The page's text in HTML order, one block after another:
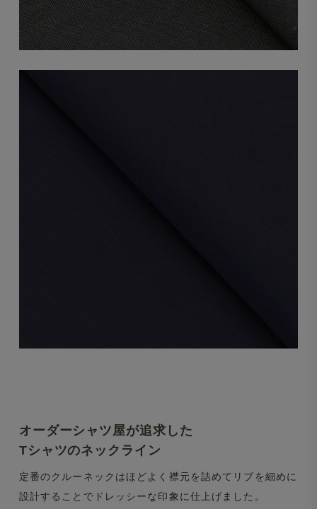
オーダーシャツ屋が追求した
Tシャツのネックライン
定番のクルーネックはほどよく襟元を詰めてリブを細めに
設計することでドレッシーな印象に仕上げました。